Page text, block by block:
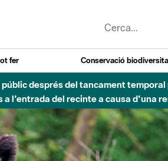
fer Conservació
després del tancament
l'entrada del recinte a causa d'una